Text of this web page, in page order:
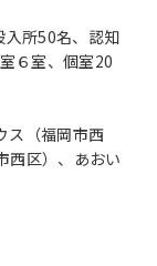
所50名、認知
６室、個室20
ス（福岡市西
西区）、あおい